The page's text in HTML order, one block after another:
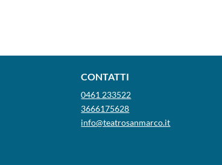
CONTATTI
0461 233522
3666175628
info@teatrosanmarco.it